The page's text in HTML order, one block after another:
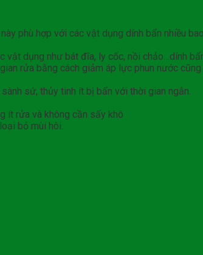
phù hợp với các vật dụng dính bẩn nhiều
vật dụng như bát đĩa, ly cốc, nồi chảo…dính
rửa bằng cách giảm áp lực phun nước
sứ, thủy tinh ít bị bẩn với thời gian ngắn.
ít rửa và không cần sấy khô
bỏ mùi hôi.